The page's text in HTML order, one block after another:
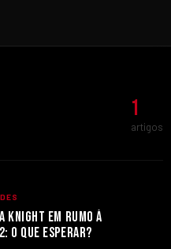
1
artigos
KNIGHT EM RUMO À
O QUE ESPERAR?